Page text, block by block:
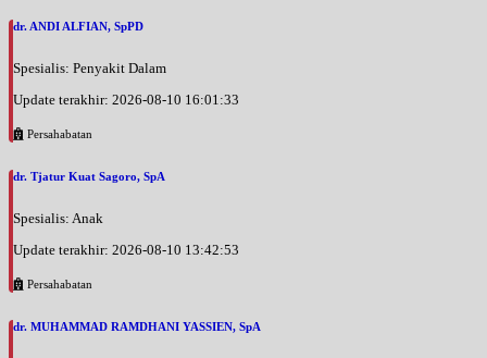
dr. ANDI ALFIAN, SpPD
Spesialis: Penyakit Dalam
Update terakhir: 2026-08-10 16:01:33
Persahabatan
dr. Tjatur Kuat Sagoro, SpA
Spesialis: Anak
Update terakhir: 2026-08-10 13:42:53
Persahabatan
dr. MUHAMMAD RAMDHANI YASSIEN, SpA